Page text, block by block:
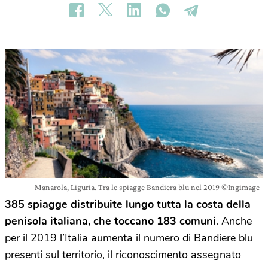
Manarola, Liguria. Tra le spiagge Bandiera blu nel 2019 ©Ingimage
385 spiagge distribuite lungo tutta la costa della
penisola italiana, che toccano 183 comuni. Anche
per il 2019 l’Italia aumenta il numero di Bandiere blu
presenti sul territorio, il riconoscimento assegnato